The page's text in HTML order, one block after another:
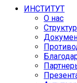
ИНСТИТУТ
О нас